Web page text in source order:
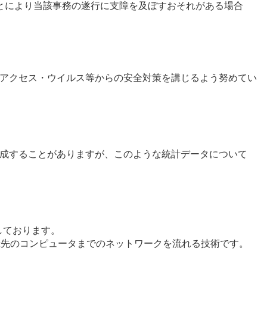
より当該事務の遂行に支障を及ぼすおそれがある場合
クセス・ウイルス等からの安全対策を講じるよう努めてい
することがありますが、このような統計データについて
おります。
コンピュータまでのネットワークを流れる技術です。